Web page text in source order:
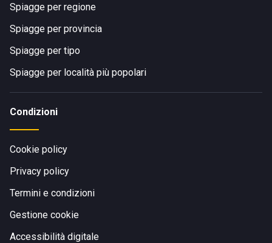
Spiagge per regione
Spiagge per provincia
Spiagge per tipo
Spiagge per località più popolari
Condizioni
Cookie policy
Privacy policy
Termini e condizioni
Gestione cookie
Accessibilità digitale